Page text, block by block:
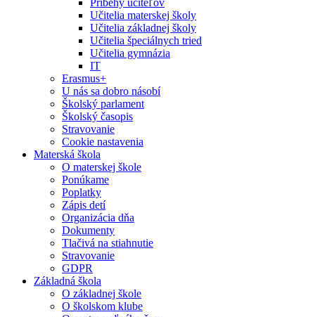
Učitelia materskej školy
Učitelia základnej školy
Učitelia špeciálnych tried
Učitelia gymnázia
IT
Erasmus+
U nás sa dobro násobí
Školský parlament
Školský časopis
Stravovanie
Cookie nastavenia
Materská škola
O materskej škole
Ponúkame
Poplatky
Zápis detí
Organizácia dňa
Dokumenty
Tlačivá na stiahnutie
Stravovanie
GDPR
Základná škola
O základnej škole
O školskom klube